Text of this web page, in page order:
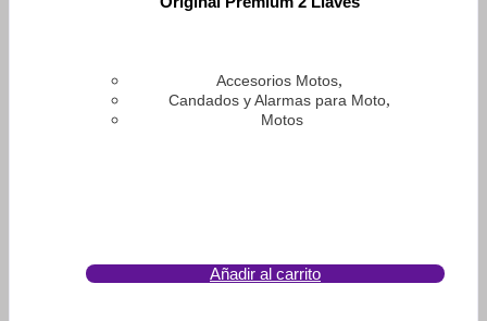
Accesorios Motos,
Candados y Alarmas para Moto,
Motos
Añadir al carrito